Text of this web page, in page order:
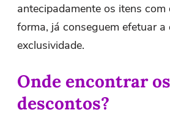
antecipadamente os itens com
forma, já conseguem efetuar a
exclusividade.
Onde encontrar os
descontos?